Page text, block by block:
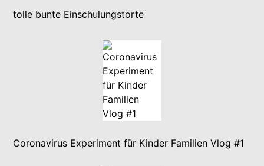
tolle bunte Einschulungstorte
Coronavirus Experiment für Kinder Familien Vlog #1